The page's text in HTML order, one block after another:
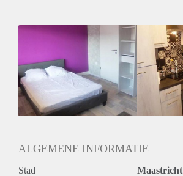
Gedeelde Douche: Ja
Gedeelde woonkamer: Ja
Huisgenoten: Ja
Geslacht huisgenoten: Gemengd
ALGEMENE INFORMATIE
Stad Maastricht